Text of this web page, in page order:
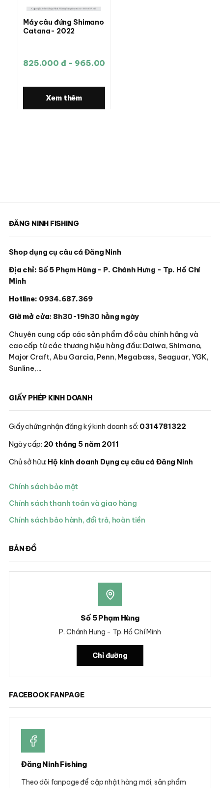
Máy câu đứng Shimano
Catana- 2022
825.000 đ - 965.000 đ
Xem thêm
ĐĂNG NINH FISHING
Shop dụng cụ câu cá Đăng Ninh
Địa chỉ: Số 5 Phạm Hùng - P. Chánh Hưng - Tp. Hồ Chí
Minh
Hotline: 0934.687.369
Giờ mở cửa: 8h30-19h30 hằng ngày
Chuyên cung cấp các sản phẩm đồ câu chính hãng và
cao cấp từ các thương hiệu hàng đầu: Daiwa, Shimano,
Major Craft, Abu Garcia, Penn, Megabass, Seaguar, YGK,
Sunline,...
GIẤY PHÉP KINH DOANH
Giấy chứng nhận đăng ký kinh doanh số: 0314781322
Ngày cấp: 20 tháng 5 năm 2011
Chủ sở hữu: Hộ kinh doanh Dụng cụ câu cá Đăng Ninh
Chính sách bảo mật
Chính sách thanh toán và giao hàng
Chính sách bảo hành, đổi trả, hoàn tiền
BẢN ĐỒ
Số 5 Phạm Hùng
P. Chánh Hưng - Tp. Hồ Chí Minh
Chỉ đường
FACEBOOK FANPAGE
Đăng Ninh Fishing
Theo dõi fanpage để cập nhật hàng mới, sản phẩm